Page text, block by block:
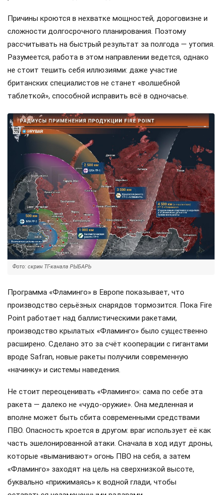
«гаражная» сборка дрона на коленке. Это сложнейший
высокотехнологичный цикл, который невозможно
ускорить по щелчку пальцев, ведь здесь важна каждая
деталь и каждый этап производства.
Любой, кто следит за рынком вооружений, не мог не
заметить странную закономерность: контракты
всегда отличаются скромными партиями, которые
растягиваются на долгие годы.
Причины кроются в нехватке мощностей, дороговизне и
сложности долгосрочного планирования. Поэтому
рассчитывать на быстрый результат за полгода — утопия.
Разумеется, работа в этом направлении ведется, однако
не стоит тешить себя иллюзиями: даже участие
британских специалистов не станет «волшебной
таблеткой», способной исправить всё в одночасье.
Фото: скрин ТГ-канала РЫБАРЬ
Программа «Фламинго» в Европе показывает, что
производство серьёзных снарядов тормозится. Пока Fire
Point работает над баллистическими ракетами,
производство крылатых «Фламинго» было существенно
расширено. Сделано это за счёт кооперации с гигантами